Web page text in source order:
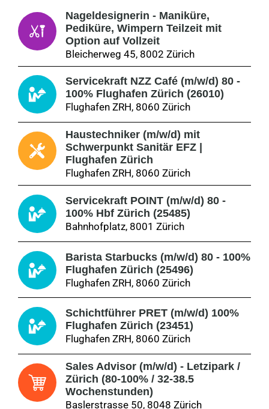
Nageldesignerin - Maniküre,
Pediküre, Wimpern Teilzeit mit
Option auf Vollzeit
Bleicherweg 45, 8002 Zürich
Servicekraft NZZ Café (m/w/d) 80 -
100% Flughafen Zürich (26010)
Flughafen ZRH, 8060 Zürich
Haustechniker (m/w/d) mit
Schwerpunkt Sanitär EFZ |
Flughafen Zürich
Flughafen ZRH, 8060 Zürich
Servicekraft POINT (m/w/d) 80 -
100% Hbf Zürich (25485)
Bahnhofplatz, 8001 Zürich
Barista Starbucks (m/w/d) 80 - 100%
Flughafen Zürich (25496)
Flughafen ZRH, 8060 Zürich
Schichtführer PRET (m/w/d) 100%
Flughafen Zürich (23451)
Flughafen ZRH, 8060 Zürich
Sales Advisor (m/w/d) - Letzipark /
Zürich (80-100% / 32-38.5
Wochenstunden)
Baslerstrasse 50, 8048 Zürich